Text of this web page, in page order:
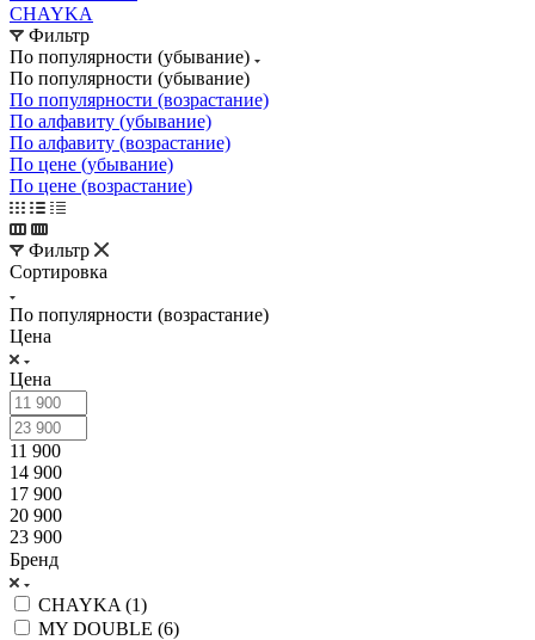
CHAYKA
Фильтр
По популярности (убывание)
По популярности (убывание)
По популярности (возрастание)
По алфавиту (убывание)
По алфавиту (возрастание)
По цене (убывание)
По цене (возрастание)
Фильтр
Сортировка
По популярности (возрастание)
Цена
Цена
11 900
14 900
17 900
20 900
23 900
Бренд
CHAYKA (1)
MY DOUBLE (6)